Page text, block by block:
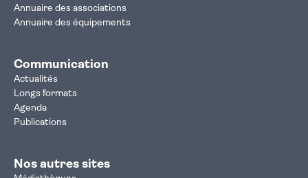
Annuaire des associations
Annuaire des équipements
Communication
Actualités
Longs formats
Agenda
Publications
Nos autres sites